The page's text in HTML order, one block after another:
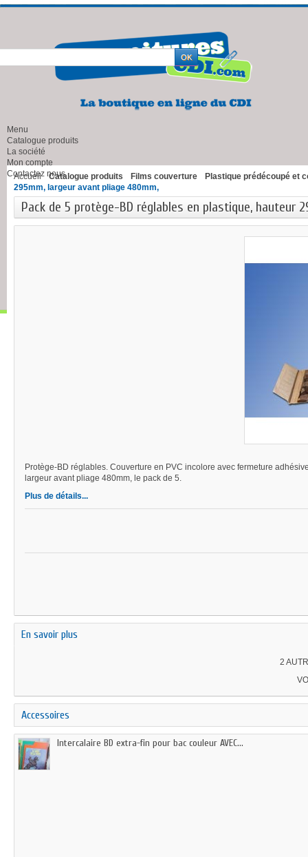
Menu
Catalogue produits
La société
Mon compte
Contactez nous
Accueil Catalogue produits Films couverture
Plastique prédécoupé et
295mm, largeur avant pliage 480mm,
Pack de 5 protège-BD réglables en plastique, hauteur
Protège-BD réglables. Couverture en PVC incolore avec fermeture
largeur avant pliage 480mm, le pack de 5.
Plus de détails...
En savoir plus
2
Accessoires
Intercalaire BD extra-fin pour bac couleur AVEC...